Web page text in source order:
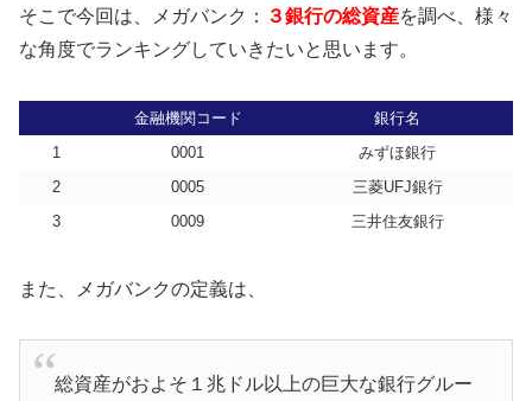
そこで今回は、メガバンク： ３銀行の総資産を調べ、様々
な角度でランキングしていきたいと思います。
金融機関コード
銀行名
1
0001
みずほ銀行
2
0005
三菱UFJ銀行
3
0009 三井住友銀行
また、メガバンクの定義は、
総資産がおよそ１兆ドル以上の巨大な銀行グルー